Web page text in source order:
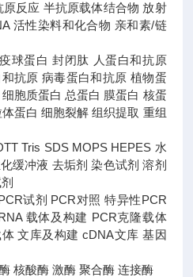
反应 半抗原载体结合物 放射
活性染料和化合物 亲和素/链
球蛋白 封闭肽 人蛋白和抗原
抗原 病毒蛋白和抗原 植物蛋
胞质蛋白 总蛋白 膜蛋白 核蛋
蛋白 细胞裂解 组织提取 重组
Tris SDS MOPS HEPES 水
缓冲液 去垢剂 染色试剂 溶剂
试剂 PCR对照 特异性PCR
载体及构建 PCR克隆载体
文库及构建 cDNA文库 基因
核酸酶 激酶 聚合酶 连接酶